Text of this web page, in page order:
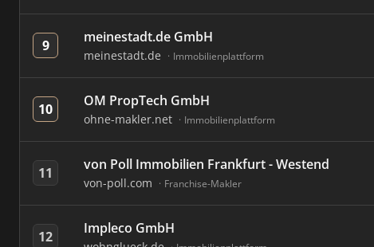
9 meinestadt.de GmbH
meinestadt.de Immobilienplattform
10 OM PropTech GmbH
ohne-makler.net Immobilienplattform
11 von Poll Immobilien Frankfurt - Westend
von-poll.com Franchise-Makler
12 Impleco GmbH